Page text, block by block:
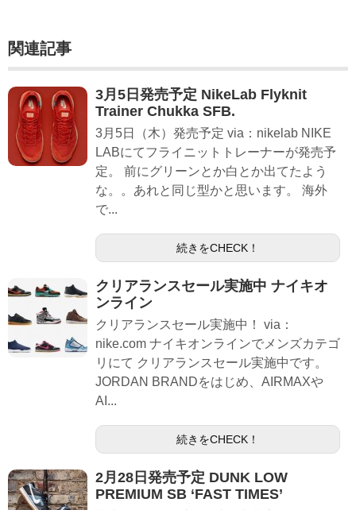
関連記事
3月5日発売予定 NikeLab Flyknit
Trainer Chukka SFB.
3月5日（木）発売予定 via：nikelab NIKE
LABにてフライニットトレーナーが発売予
定。 前にグリーンとか白とか出てたよう
な。。あれと同じ型かと思います。 海外
で...
続きをCHECK！
クリアランスセール実施中 ナイキオ
ンライン
クリアランスセール実施中！ via：
nike.com ナイキオンラインでメンズカテゴ
リにて クリアランスセール実施中です。
JORDAN BRANDをはじめ、AIRMAXや
AI...
続きをCHECK！
2月28日発売予定 DUNK LOW
PREMIUM SB ‘FAST TIMES’